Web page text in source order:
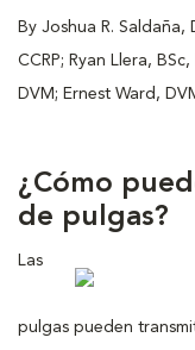
By Joshua R. Saldaña,
CCRP; Ryan Llera,
DVM; Ernest Ward,
¿Cómo
de pulgas?
Las
pulgas pueden